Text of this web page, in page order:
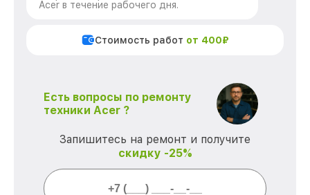
Acer в течение рабочего дня.
Стоимость работ от 400₽
Есть вопросы по ремонту
техники Acer ?
Запишитесь на ремонт и получите
скидку -25%